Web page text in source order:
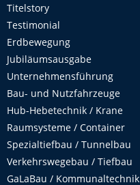
Titelstory
Testimonial
Erdbewegung
Jubiläumsausgabe
Unternehmensführung
Bau- und Nutzfahrzeuge
Hub-Hebetechnik / Krane
Raumsysteme / Container
Spezialtiefbau / Tunnelbau
Verkehrswegebau / Tiefbau
GaLaBau / Kommunaltechnik